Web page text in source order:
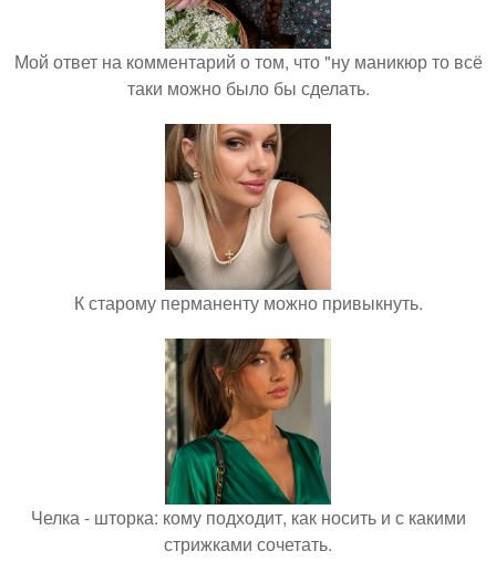
Мой ответ на комментарий о том, что "ну маникюр то всё
таки можно было бы сделать.
К старому перманенту можно привыкнуть.
Челка - шторка: кому подходит, как носить и с какими
стрижками сочетать.